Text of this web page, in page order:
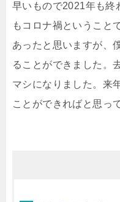
早いもので2021年も終
もコロナ禍ということ
あったと思いますが、
ることができました。
マシになりました。来
ことができればと思っ